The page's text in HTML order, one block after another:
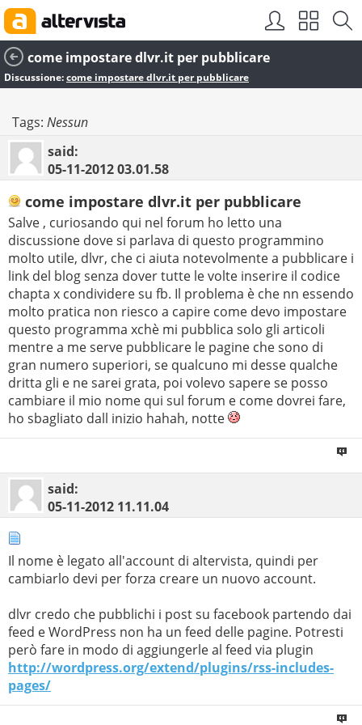
come impostare dlvr.it per pubblicare
Discussione:come impostare dlvr.it per pubblicare
Tags: Nessun
said:
05-11-201203.01.58
come impostare dlvr.it per pubblicare
Salve , curiosando qui nel forum ho letto una
discussione dove si parlava di questo programmino
molto utile, dlvr, che ci aiuta notevolmente a pubblicare i
link del blog senza dover tutte le volte inserire il codice
chapta x condividere su fb. Il problema è che nn essendo
molto pratica non riesco a capire come devo impostare
questo programma xchè mi pubblica solo gli articoli
mentre a me serve pubblicare le pagine che sono di
gran numero superiori, se qualcuno mi desse qualche
dritta gli e ne sarei grata, poi volevo sapere se posso
cambiare il mio nome qui sul forum e come dovrei fare,
ho sbagliato dall inizio hahah, notte
said:
05-11-2012 11.11.04
Il nome è legato all'account di altervista, quindi per
cambiarlo devi per forza creare un nuovo account.
dlvr credo che pubblichi i post su facebook partendo dai
feed e WordPress non ha un feed delle pagine. Potresti
però fare in modo di aggiungerle al feed via plugin
http://wordpress.org/extend/plugins/rss-includes-
pages/